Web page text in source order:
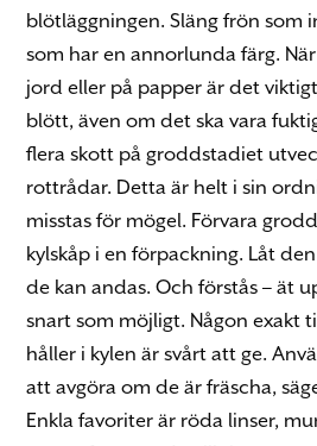
blötläggningen. Släng frön som
som har en annorlunda färg.
jord eller på papper är det
blött, även om det ska vara
flera skott på groddstadiet
rottrådar. Detta är helt i sin
misstas för mögel. Förvara
kylskåp i en förpackning. Låt
de kan andas. Och förstås – ät
snart som möjligt. Någon exakt
håller i kylen är svårt att ge.
att avgöra om de är fräscha,
Enkla favoriter är röda linser,